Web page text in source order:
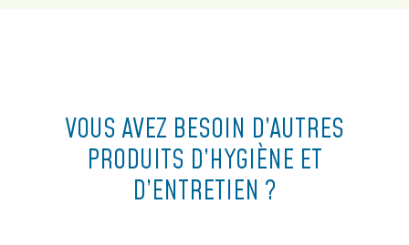
VOUS AVEZ BESOIN D’AUTRES
PRODUITS D’HYGIÈNE ET
D’ENTRETIEN ?